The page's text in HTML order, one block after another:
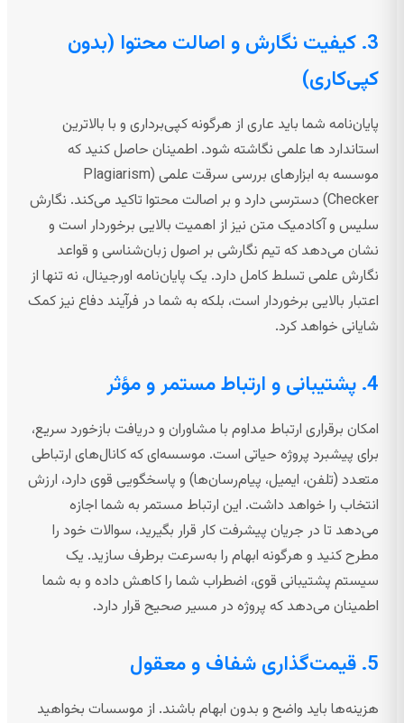
3. کیفیت نگارش و اصالت محتوا (بدون
کپی‌کاری)
پایان‌نامه شما باید عاری از هرگونه کپی‌برداری و با بالاترین
استاندارد ها علمی نگاشته شود. اطمینان حاصل کنید که
موسسه به ابزارهای بررسی سرقت علمی (Plagiarism
Checker) دسترسی دارد و بر اصالت محتوا تاکید می‌کند. نگارش
سلیس و آکادمیک متن نیز از اهمیت بالایی برخوردار است و
نشان می‌دهد که تیم نگارشی بر اصول زبان‌شناسی و قواعد
نگارش علمی تسلط کامل دارد. یک پایان‌نامه اورجینال، نه تنها از
اعتبار بالایی برخوردار است، بلکه به شما در فرآیند دفاع نیز کمک
شایانی خواهد کرد.
4. پشتیبانی و ارتباط مستمر و مؤثر
امکان برقراری ارتباط مداوم با مشاوران و دریافت بازخورد سریع،
برای پیشبرد پروژه حیاتی است. موسسه‌ای که کانال‌های ارتباطی
متعدد (تلفن، ایمیل، پیام‌رسان‌ها) و پاسخگویی قوی دارد، ارزش
انتخاب را خواهد داشت. این ارتباط مستمر به شما اجازه
می‌دهد تا در جریان پیشرفت کار قرار بگیرید، سوالات خود را
مطرح کنید و هرگونه ابهام را به‌سرعت برطرف سازید. یک
سیستم پشتیبانی قوی، اضطراب شما را کاهش داده و به شما
اطمینان می‌دهد که پروژه در مسیر صحیح قرار دارد.
5. قیمت‌گذاری شفاف و معقول
هزینه‌ها باید واضح و بدون ابهام باشند. از موسسات بخواهید